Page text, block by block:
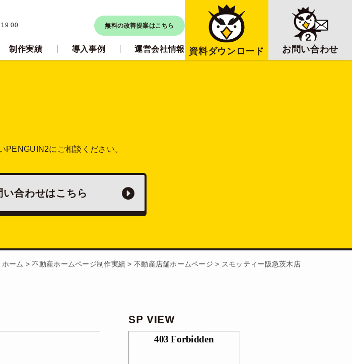
19:00
無料の改善提案はこちら
制作実績 導入事例 運営会社情報 資料ダウンロード お問い合わせ
PENGUIN2にご相談ください。
い合わせはこちら
ホーム >不動産ホームページ制作実績 > 不動産店舗ホームページ > スモッティー阪急茨木店
SP VIEW